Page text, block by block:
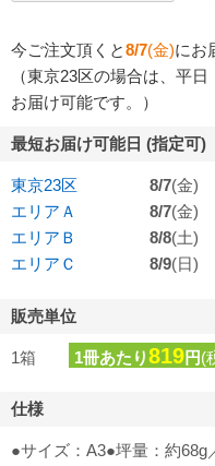
今ご注文頂くと8/7(金)にお
（東京23区の場合は、平
お届け可能です。）
最短お届け可能日 (指定可)
東京23区 8/7(金)
エリアＡ
8/7(金)
エリアＢ
8/8(土)
エリアＣ
8/9(日)
販売単位
1箱 1冊あたり819円(
仕様
●サイズ：A3●坪量：約68g